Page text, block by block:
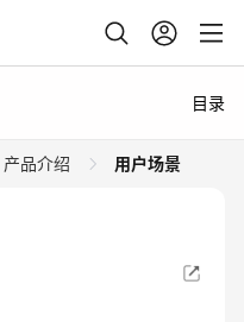
目录
产品介绍 用户场景